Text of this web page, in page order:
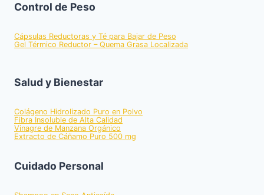
Control de Peso
Cápsulas Reductoras y Té para Bajar de Peso
Gel Térmico Reductor – Quema Grasa Localizada
Salud y Bienestar
Colágeno Hidrolizado Puro en Polvo
Fibra Insoluble de Alta Calidad
Vinagre de Manzana Orgánico
Extracto de Cáñamo Puro 500 mg
Cuidado Personal